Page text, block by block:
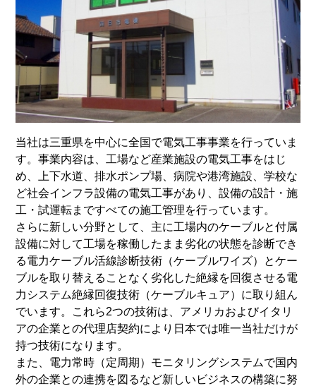
当社は三重県を中心に全国で電気工事事業を行っていま
す。事業内容は、工場など産業施設の電気工事をはじ
め、上下水道、排水ポンプ場、病院や港湾施設、学校な
ど社会インフラ設備の電気工事があり、設備の設計・施
工・試運転まですべての施工管理を行っています。
さらに新しい分野として、主に工場内のケーブルと付属
設備に対して工場を稼働したまま劣化の状態を診断でき
る電力ケーブル活線診断技術（ケーブルワイズ）とケー
ブルを取り替えることなく劣化した絶縁を回復させる電
力システム絶縁回復技術（ケーブルキュア）に取り組ん
でいます。これら2つの技術は、アメリカおよびイタリ
アの企業との代理店契約により日本では唯一当社だけが
持つ技術になります。
また、電力常時（定周期）モニタリングシステムで国内
外の企業との連携を図るなど新しいビジネスの構築に努